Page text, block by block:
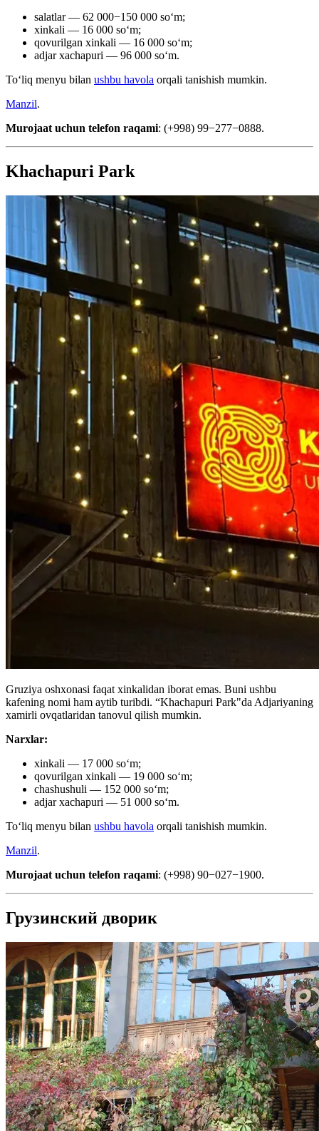
salatlar — 62 000−150 000 soʻm;
xinkali — 16 000 soʻm;
qovurilgan xinkali — 16 000 soʻm;
adjar xachapuri — 96 000 soʻm.
Toʻliq menyu bilan ushbu havola orqali tanishish mumkin.
Manzil.
Murojaat uchun telefon raqami: (+998) 99−277−0888.
Khachapuri Park
Gruziya oshxonasi faqat xinkalidan iborat emas. Buni ushbu
kafening nomi ham aytib turibdi. “Khachapuri Park"da Adjariyaning
xamirli ovqatlaridan tanovul qilish mumkin.
Narxlar:
xinkali — 17 000 soʻm;
qovurilgan xinkali — 19 000 soʻm;
chashushuli — 152 000 soʻm;
adjar xachapuri — 51 000 soʻm.
Toʻliq menyu bilan ushbu havola orqali tanishish mumkin.
Manzil.
Murojaat uchun telefon raqami: (+998) 90−027−1900.
Грузинский дворик